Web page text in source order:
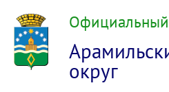
Официальный
округ